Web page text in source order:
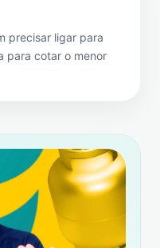
precisar ligar para
para cotar o menor